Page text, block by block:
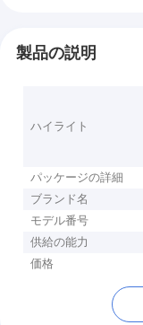
製品の説明
ハイライト
パッケージの詳細
ブランド名
モデル番号
供給の能力
価格